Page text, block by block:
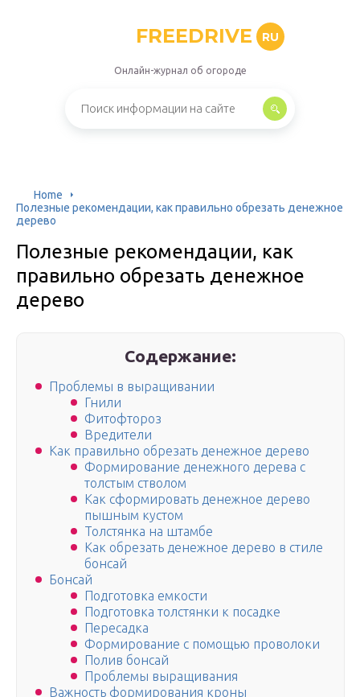
FREEDRIVE RU
Онлайн-журнал об огороде
Home
Полезные рекомендации, как правильно обрезать денежное
дерево
Полезные рекомендации, как
правильно обрезать денежное
дерево
Содержание:
Проблемы в выращивании
Гнили
Фитофтороз
Вредители
Как правильно обрезать денежное дерево
Формирование денежного дерева с
толстым стволом
Как сформировать денежное дерево
пышным кустом
Толстянка на штамбе
Как обрезать денежное дерево в стиле
бонсай
Бонсай
Подготовка емкости
Подготовка толстянки к посадке
Пересадка
Формирование с помощью проволоки
Полив бонсай
Проблемы выращивания
Важность формирования кроны